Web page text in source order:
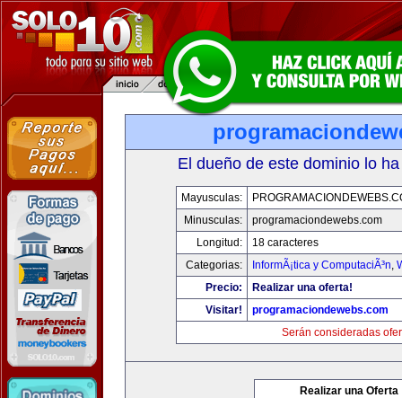
El dueño de este dominio lo
Mayusculas:
Minusculas:
programaciondewebs.com
Longitud:
18 caracteres
Categorias:
InformÃ¡tica y ComputaciÃ³n,
Precio:
Realizar una oferta!
Visitar!
programaciondewebs.com
Serán consideradas
Realizar una Oferta